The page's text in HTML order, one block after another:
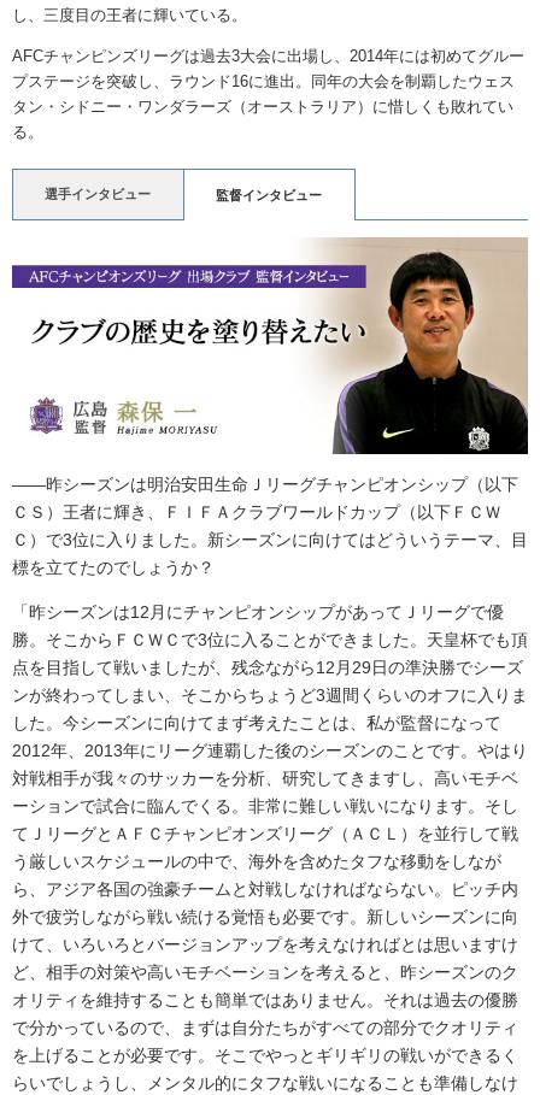
し、三度目の王者に輝いている。
AFCチャンピンズリーグは過去3大会に出場し、2014年には初めてグルー
プステージを突破し、ラウンド16に進出。同年の大会を制覇したウェス
タン・シドニー・ワンダラーズ（オーストラリア）に惜しくも敗れてい
る。
選手インタビュー 監督インタビュー
――昨シーズンは明治安田生命Ｊリーグチャンピオンシップ（以下
ＣＳ）王者に輝き、ＦＩＦＡクラブワールドカップ（以下ＦＣＷ
Ｃ）で3位に入りました。新シーズンに向けてはどういうテーマ、目
標を立てたのでしょうか？
「昨シーズンは12月にチャンピオンシップがあってＪリーグで優
勝。そこからＦＣＷＣで3位に入ることができました。天皇杯でも頂
点を目指して戦いましたが、残念ながら12月29日の準決勝でシーズ
ンが終わってしまい、そこからちょうど3週間くらいのオフに入りま
した。今シーズンに向けてまず考えたことは、私が監督になって
2012年、2013年にリーグ連覇した後のシーズンのことです。やはり
対戦相手が我々のサッカーを分析、研究してきますし、高いモチベ
ーションで試合に臨んでくる。非常に難しい戦いになります。そし
てＪリーグとＡＦＣチャンピオンズリーグ（ＡＣＬ）を並行して戦
う厳しいスケジュールの中で、海外を含めたタフな移動をしなが
ら、アジア各国の強豪チームと対戦しなければならない。ピッチ内
外で疲労しながら戦い続ける覚悟も必要です。新しいシーズンに向
けて、いろいろとバージョンアップを考えなければとは思いますけ
ど、相手の対策や高いモチベーションを考えると、昨シーズンのク
オリティを維持することも簡単ではありません。それは過去の優勝
で分かっているので、まずは自分たちがすべての部分でクオリティ
を上げることが必要です。そこでやっとギリギリの戦いができるく
らいでしょうし、メンタル的にタフな戦いになることも準備しなけ